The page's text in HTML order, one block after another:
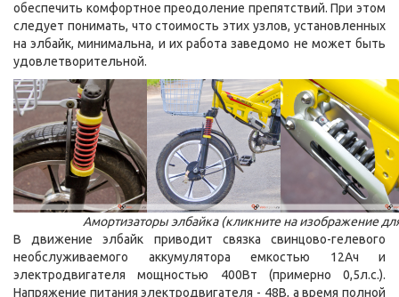
обеспечить комфортное преодоление препятствий. При этом
следует понимать, что стоимость этих узлов, установленных
на элбайк, минимальна, и их работа заведомо не может быть
удовлетворительной.
Амортизаторы элбайка (кликните на изображение
В движение элбайк приводит связка свинцово-гелевого
необслуживаемого аккумулятора емкостью 12Ач и
электродвигателя мощностью 400Вт (примерно 0,5л.с.).
Напряжение питания электродвигателя - 48В, а время полной